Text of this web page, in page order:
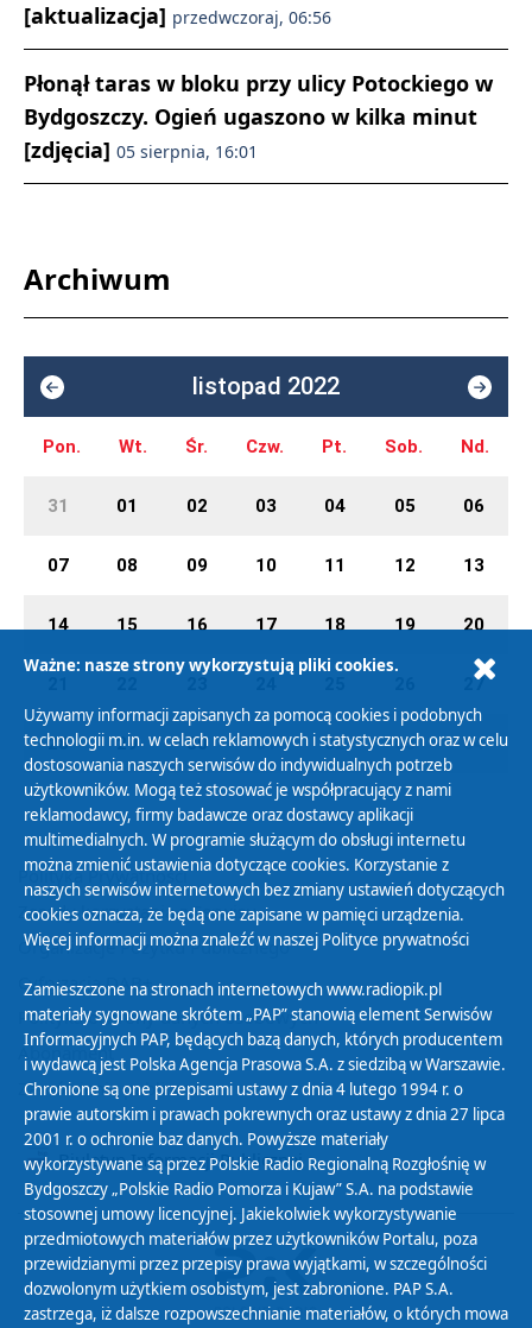
[aktualizacja] przedwczoraj, 06:56
Płonął taras w bloku przy ulicy Potockiego w
Bydgoszczy. Ogień ugaszono w kilka minut
[zdjęcia] 05 sierpnia, 16:01
Archiwum
listopad 2022
Pon. Wt. Śr. Czw. Pt. Sob. Nd.
31 01 02 03 04 05 06
07 08 09 10 11 12 13
14 15 16 17 18 19 20
27
28 29 30 01 02 03 04
Polityka Prywatności
Zasady korzystania z Serwisu
Organizacje Pożytku Publicznego
Cyfryzacja DAB+
Polityka ochrony danych osobowych
Abonament
Zamówienia publiczne
Biuletyn Informacji Publicznej
Ważne: nasze strony wykorzystują pliki cookies.
Używamy informacji zapisanych za pomocą cookies i podobnych
technologii m.in. w celach reklamowych i statystycznych oraz w celu
dostosowania naszych serwisów do indywidualnych potrzeb
użytkowników. Mogą też stosować je współpracujący z nami
reklamodawcy, firmy badawcze oraz dostawcy aplikacji
multimedialnych. W programie służącym do obsługi internetu
można zmienić ustawienia dotyczące cookies. Korzystanie z
naszych serwisów internetowych bez zmiany ustawień dotyczących
cookies oznacza, że będą one zapisane w pamięci urządzenia.
Więcej informacji można znaleźć w naszej Polityce prywatności
Zamieszczone na stronach internetowych www.radiopik.pl
materiały sygnowane skrótem „PAP” stanowią element Serwisów
Informacyjnych PAP, będących bazą danych, których producentem
i wydawcą jest Polska Agencja Prasowa S.A. z siedzibą w Warszawie.
Chronione są one przepisami ustawy z dnia 4 lutego 1994 r. o
prawie autorskim i prawach pokrewnych oraz ustawy z dnia 27 lipca
2001 r. o ochronie baz danych. Powyższe materiały
wykorzystywane są przez Polskie Radio Regionalną Rozgłośnię w
Bydgoszczy „Polskie Radio Pomorza i Kujaw” S.A. na podstawie
stosownej umowy licencyjnej. Jakiekolwiek wykorzystywanie
przedmiotowych materiałów przez użytkowników Portalu, poza
przewidzianymi przez przepisy prawa wyjątkami, w szczególności
dozwolonym użytkiem osobistym, jest zabronione. PAP S.A.
zastrzega, iż dalsze rozpowszechnianie materiałów, o których mowa